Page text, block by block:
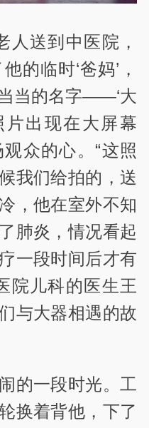
人送到中医院，
的临时‘爸妈’，
当的名字——‘大
片出现在大屏幕
众的心。“这照
我们给拍的，送
，他在室外不知
肺炎，情况看起
一段时间后才有
院儿科的医生王
与大器相遇的故
的一段时光。工
换着背他，下了